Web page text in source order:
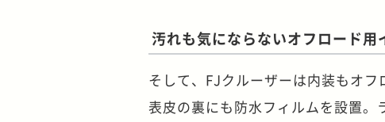
汚れも気にならないオフロード用
そして、FJクルーザーは内装もオ
表皮の裏にも防水フィルムを設置